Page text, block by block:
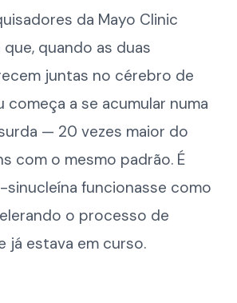
da Mayo Clinic
quando as duas
juntas no cérebro de
começa a se acumular numa
— 20 vezes maior do
com o mesmo padrão. É
sinucleína funcionasse como
o processo de
já estava em curso.